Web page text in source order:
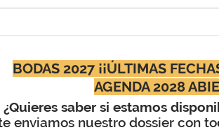
tu boda
BODAS 2027 ¡¡ÚLTIMAS
AGENDA 2028
¿Quieres saber si estamos
enviamos nuestro dossier con